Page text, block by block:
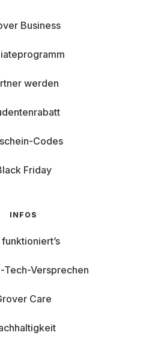
Business
werden
Codes
Friday
INFOS
Tech-Versprechen
Care